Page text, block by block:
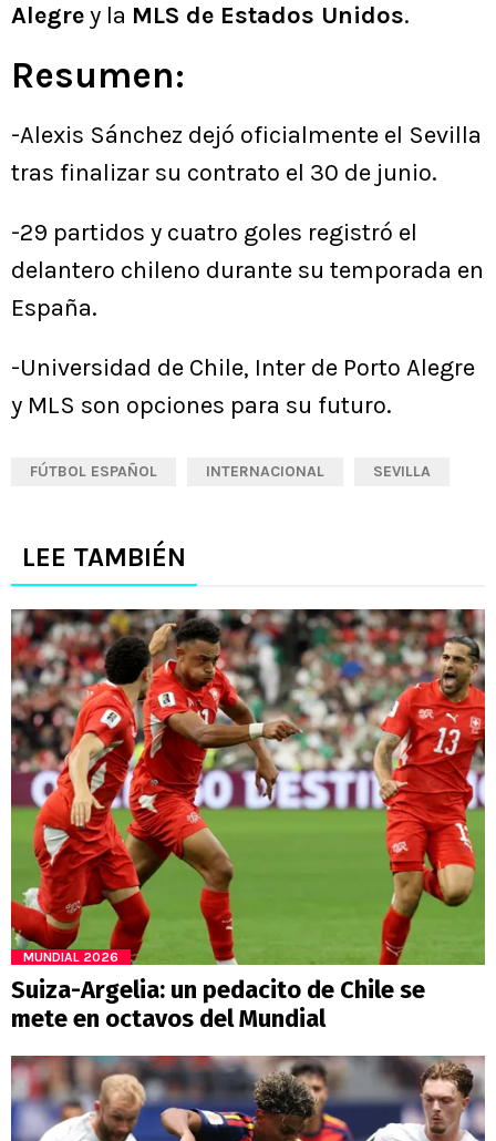
Alegrey la MLS de Estados Unidos.
Resumen:
-Alexis Sánchez dejó oficialmente el Sevilla
tras finalizar su contrato el 30 de junio.
-29 partidos y cuatro goles registró el
delantero chileno durante su temporada en
España.
-Universidad de Chile, Inter de Porto Alegre
y MLS son opciones para su futuro.
FÚTBOL ESPAÑOL INTERNACIONAL SEVILLA
LEE TAMBIÉN
MUNDIAL 2026
Suiza-Argelia: un pedacito de Chile se
mete en octavos del Mundial